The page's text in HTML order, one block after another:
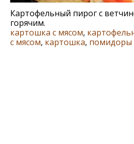
Картофельный пирог с
горячим.
картошка с мясом,
с мясом, картошка, помидоры